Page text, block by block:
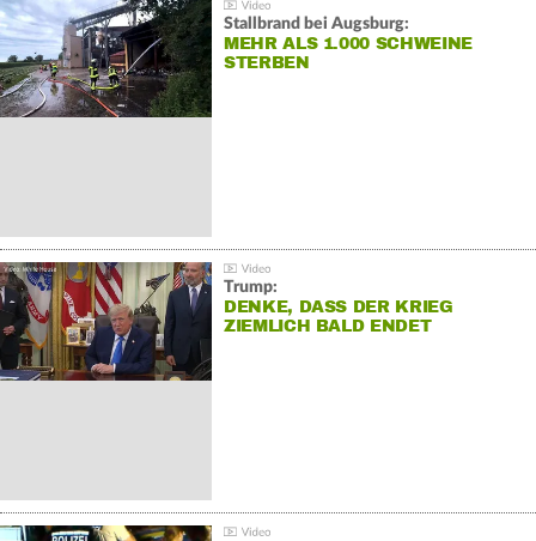
Stallbrand bei Augsburg:
MEHR ALS 1.000 SCHWEINE
STERBEN
Trump:
DENKE, DASS DER KRIEG
ZIEMLICH BALD ENDET